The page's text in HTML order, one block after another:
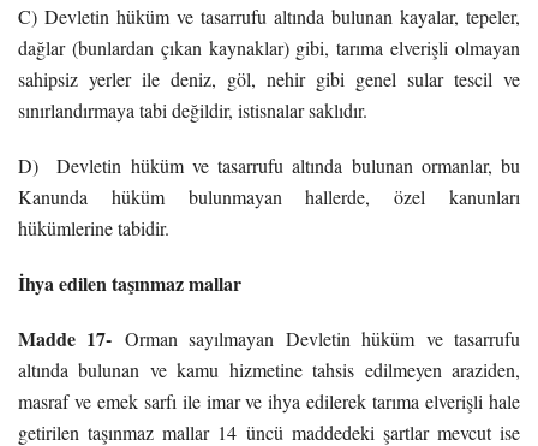
C) Devletin hüküm ve tasarrufu altında bulunan kayalar, tepeler,
dağlar (bunlardan çıkan kaynaklar) gibi, tarıma elverişli olmayan
sahipsiz yerler ile deniz, göl, nehir gibi genel sular tescil ve
sınırlandırmaya tabi değildir, istisnalar saklıdır.
D) Devletin hüküm ve tasarrufu altında bulunan ormanlar, bu
Kanunda hüküm bulunmayan hallerde, özel kanunları
hükümlerine tabidir.
İhya edilen taşınmaz mallar
Madde 17- Orman sayılmayan Devletin hüküm ve tasarrufu
altında bulunan ve kamu hizmetine tahsis edilmeyen araziden,
masraf ve emek sarfı ile imar ve ihya edilerek tarıma elverişli hale
getirilen taşınmaz mallar 14 üncü maddedeki şartlar mevcut ise